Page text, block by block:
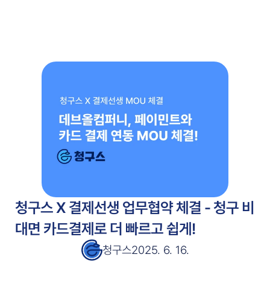
청구스 X 결제선생 업무협약 체결 - 청구 비
대면 카드결제로 더 빠르고 쉽게!
청구스2025. 6. 16.
고객 사례
고객 사례
서비스 소개서
서비스 소개서
블로그
블로그
가격 안내